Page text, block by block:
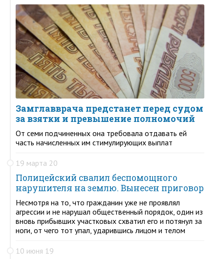
Замглавврача предстанет перед судом
за взятки и превышение полномочий
От семи подчиненных она требовала отдавать ей
часть начисленных им стимулирующих выплат
19 марта 20
Полицейский свалил беспомощного
нарушителя на землю. Вынесен приговор
Несмотря на то, что гражданин уже не проявлял
агрессии и не нарушал общественный порядок, один из
вновь прибывших участковых схватил его и потянул за
ноги, от чего тот упал, ударившись лицом и телом
10 июня 19